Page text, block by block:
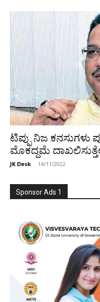
ಟಿಪ್ಪು ನಿಜ ಕನಸುಗಳು
ಮೊಕದ್ದಮೆ
JK Desk - 14/11/2022
Sponsor Ads 1